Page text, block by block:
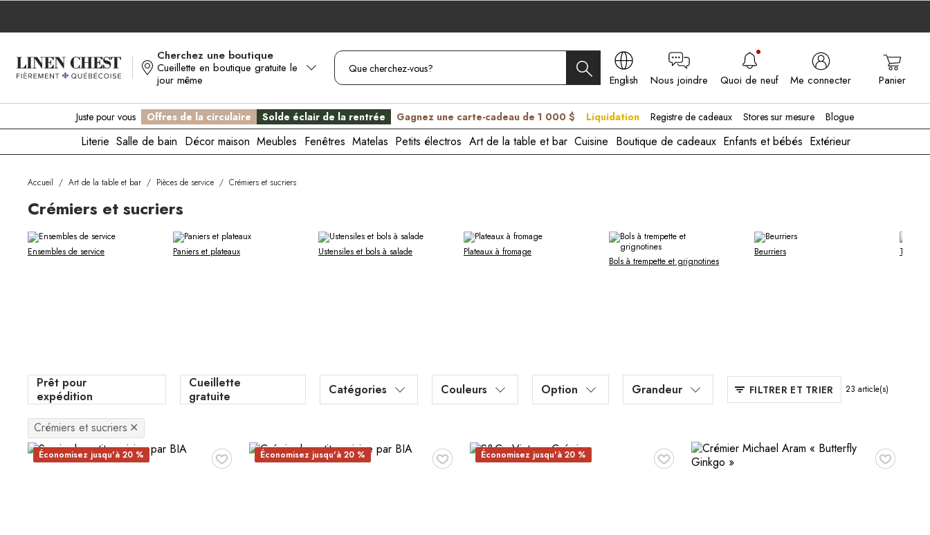
Allez
contenu
Cherchez une boutique
Cueillette en boutique gratuite le
jour même
English
CA - EN
Nous joindre Quoi de neuf Me connecter Panier
Juste pour vous Offres de la circulaire Solde éclair de la rentrée Gagnez une carte-cadeau de 1 000 $ Liquidation Registre de cadeaux Stores sur mesure Blogue
Literie Salle de bain Décor maison Meubles Fenêtres Matelas Petits électros Art de la table et bar Cuisine Boutique de cadeaux Enfants et bébés Extérieur
Accueil / Art de la table et bar / Pièces de service / Crémiers et sucriers
Crémiers et sucriers
Ensembles de service Paniers et plateaux Ustensiles et bols à salade Plateaux à fromage
Bols à trempette et grignotines
Beurriers Tout voir
Prêt pour
expédition
Cueillette
gratuite
Catégories Couleurs Option Grandeur 23 article(s)
FILTRER ET TRIER
Crémiers et sucriers ✕
♥
Économisez jusqu'à 20 % ♥
Économisez jusqu'à 20 % ♥
Économisez jusqu'à 20 % ♥